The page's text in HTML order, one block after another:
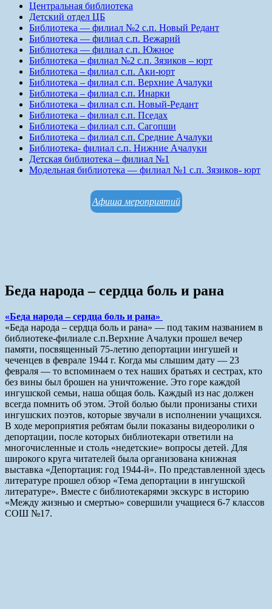
Центральная библиотека
Детский отдел ЦБ
Библиотека — филиал №2 с.п. Новый Редант
Библиотека — филиал с.п. Вежарий
Библиотека — филиал с.п. Южное
Библиотека – филиал №2 с.п. Зязиков – юрт
Библиотека – филиал с.п. Аки-юрт
Библиотека – филиал с.п. Верхние Ачалуки
Библиотека – филиал с.п. Инарки
Библиотека – филиал с.п. Новый-Редант
Библиотека – филиал с.п. Пседах
Библиотека – филиал с.п. Сагопши
Библиотека – филиал с.п. Средние Ачалуки
Библиотека- филиал с.п. Нижние Ачалуки
Детская библиотека – филиал №1
Модельная библиотека — филиал №1 с.п. Зязиков- юрт
Афиша мероприятий
Беда народа – сердца боль и рана
«Беда народа – сердца боль и рана»
«Беда народа – сердца боль и рана» — под таким названием в
библиотеке-филиале с.п.Верхние Ачалуки прошел вечер
памяти, посвященный 75-летию депортации ингушей и
чеченцев в феврале 1944 г. Когда мы слышим дату — 23
февраля — то вспоминаем о тех наших братьях и сестрах, кто
без вины был брошен на уничтожение. Это горе каждой
ингушской семьи, наша общая боль. Каждый из нас должен
всегда помнить об этом. Этой болью были пронизаны стихи
ингушских поэтов, которые звучали в исполнении учащихся.
В ходе мероприятия ребятам были показаны видеоролики о
депортации, после которых библиотекари ответили на
многочисленные и столь «недетские» вопросы детей. Для
широкого круга читателей была организована книжная
выставка «Депортация: год 1944-й». По представленной здесь
литературе прошел обзор «Тема депортации в ингушской
литературе». Вместе с библиотекарями экскурс в историю
«Между жизнью и смертью» совершили учащиеся 6-7 классов
СОШ №17.